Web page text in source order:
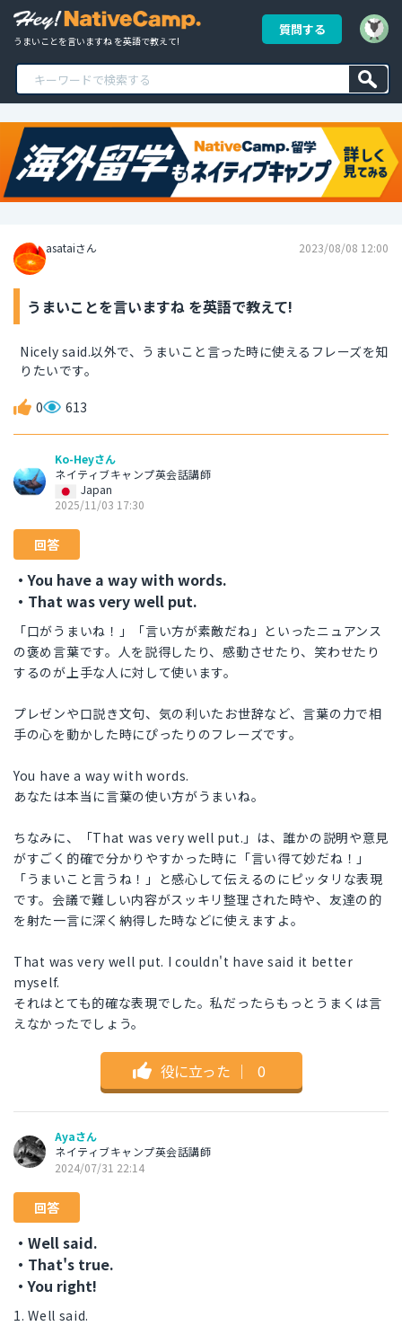
うまいことを言いますね を英語で教えて!
質問する
asataiさん 2023/08/08 12:00
うまいことを言いますね を英語で教えて!
Nicely said.以外で、うまいこと言った時に使えるフレーズを知
りたいです。
0 613
Ko-Heyさん
ネイティブキャンプ英会話講師
Japan
2025/11/03 17:30
回答
・You have a way with words.
・That was very well put.
「口がうまいね！」「言い方が素敵だね」といったニュアンス
の褒め言葉です。人を説得したり、感動させたり、笑わせたり
するのが上手な人に対して使います。
プレゼンや口説き文句、気の利いたお世辞など、言葉の力で相
手の心を動かした時にぴったりのフレーズです。
You have a way with words.
あなたは本当に言葉の使い方がうまいね。
ちなみに、「That was very well put.」は、誰かの説明や意見
がすごく的確で分かりやすかった時に「言い得て妙だね！」
「うまいこと言うね！」と感心して伝えるのにピッタリな表現
です。会議で難しい内容がスッキリ整理された時や、友達の的
を射た一言に深く納得した時などに使えますよ。
That was very well put. I couldn't have said it better
myself.
それはとても的確な表現でした。私だったらもっとうまくは言
えなかったでしょう。
役に立った ｜ 0
Ayaさん
ネイティブキャンプ英会話講師
2024/07/31 22:14
回答
・Well said.
・That's true.
・You right!
1. Well said.